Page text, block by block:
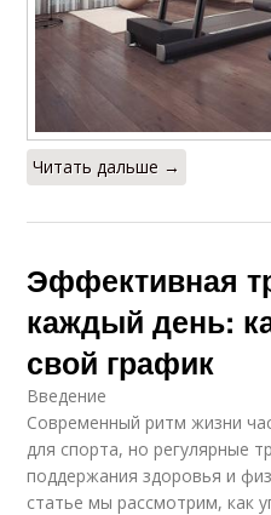
Читать дальше →
Эффективная
каждый день:
свой график
Введение
Современный ритм жизни
для спорта, но регулярные
поддержания здоровья и
статье мы рассмотрим, как